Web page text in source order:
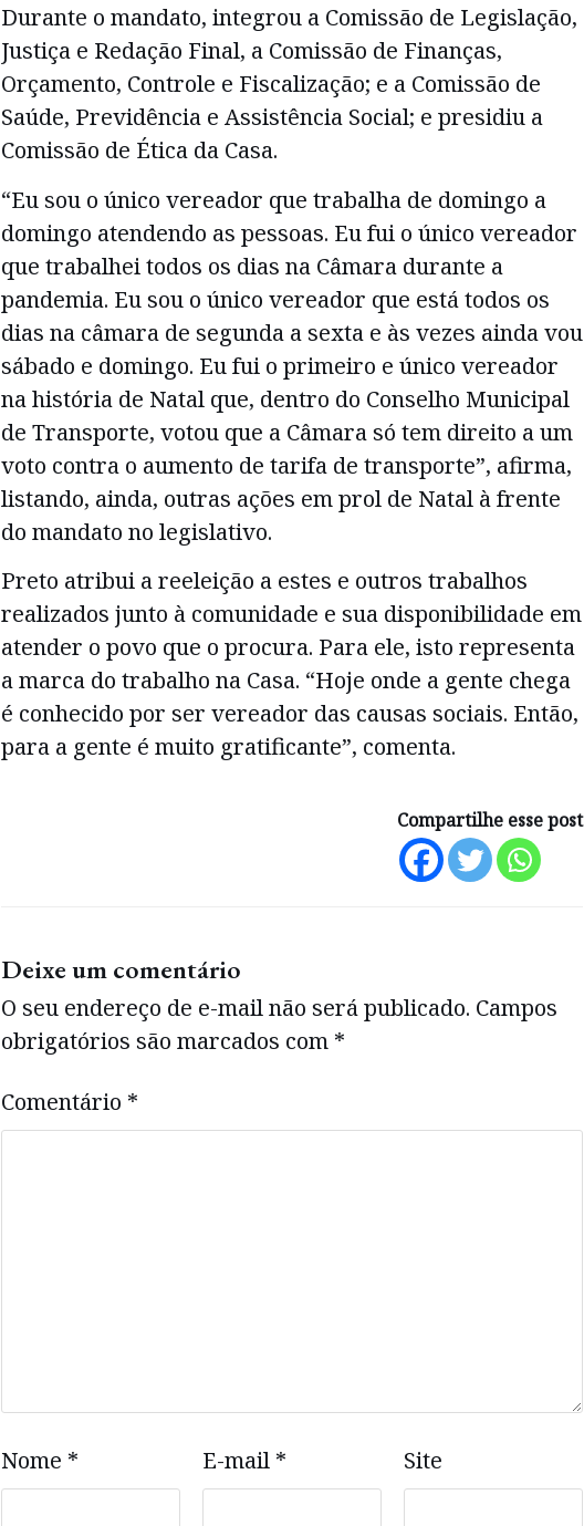
Durante o mandato, integrou a Comissão de Legislação,
Justiça e Redação Final, a Comissão de Finanças,
Orçamento, Controle e Fiscalização; e a Comissão de
Saúde, Previdência e Assistência Social; e presidiu a
Comissão de Ética da Casa.
“Eu sou o único vereador que trabalha de domingo a
domingo atendendo as pessoas. Eu fui o único vereador
que trabalhei todos os dias na Câmara durante a
pandemia. Eu sou o único vereador que está todos os
dias na câmara de segunda a sexta e às vezes ainda vou
sábado e domingo. Eu fui o primeiro e único vereador
na história de Natal que, dentro do Conselho Municipal
de Transporte, votou que a Câmara só tem direito a um
voto contra o aumento de tarifa de transporte”, afirma,
listando, ainda, outras ações em prol de Natal à frente
do mandato no legislativo.
Preto atribui a reeleição a estes e outros trabalhos
realizados junto à comunidade e sua disponibilidade em
atender o povo que o procura. Para ele, isto representa
a marca do trabalho na Casa. “Hoje onde a gente chega
é conhecido por ser vereador das causas sociais. Então,
para a gente é muito gratificante”, comenta.
Compartilhe esse post
Deixe um comentário
O seu endereço de e-mail não será publicado. Campos
obrigatórios são marcados com *
Comentário *
Nome * E-mail * Site